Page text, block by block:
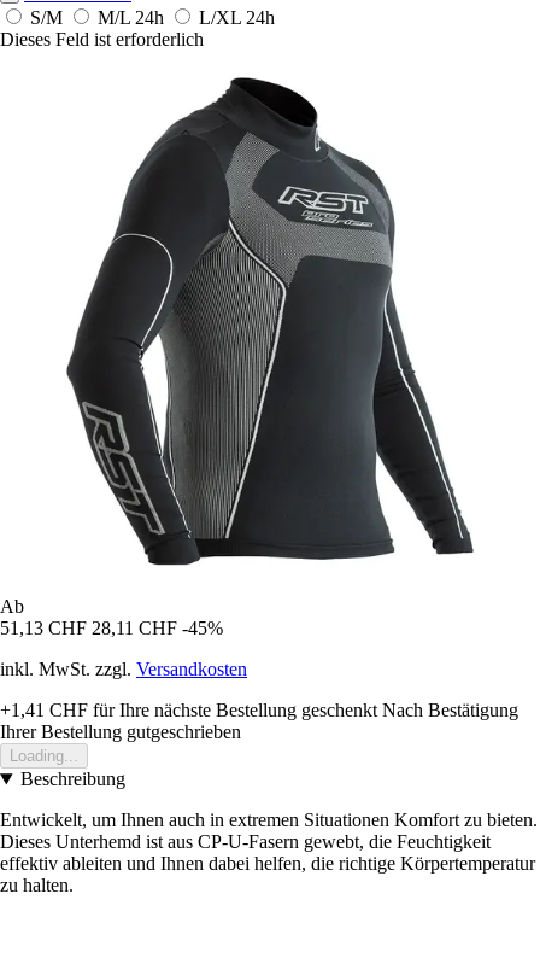
S/M
M/L 24h L/XL 24h
Dieses Feld ist erforderlich
Ab
51,13 CHF 28,11 CHF -45%
inkl. MwSt. zzgl. Versandkosten
+1,41 CHF für Ihre nächste Bestellung geschenkt Nach Bestätigung
Ihrer Bestellung gutgeschrieben
Loading...
Beschreibung
Entwickelt, um Ihnen auch in extremen Situationen Komfort zu bieten.
Dieses Unterhemd ist aus CP-U-Fasern gewebt, die Feuchtigkeit
effektiv ableiten und Ihnen dabei helfen, die richtige Körpertemperatur
zu halten.